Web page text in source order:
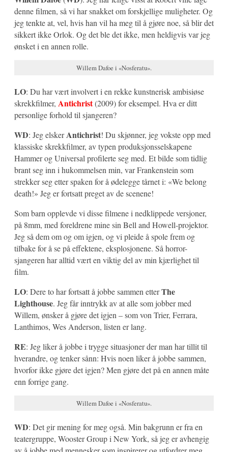
denne filmen, så vi har snakket om forskjellige muligheter. Og
jeg tenkte at, vel, hvis han vil ha meg til å gjøre noe, så blir det
sikkert ikke Orlok. Og det ble det ikke, men heldigvis var jeg
ønsket i en annen rolle.
Willem Dafoe i «Nosferatu».
LO: Du har vært involvert i en rekke kunstnerisk ambisiøse
skrekkfilmer, Antichrist(2009) for eksempel. Hva er ditt
personlige forhold til sjangeren?
WD: Jeg elskerAntichrist! Du skjønner, jeg vokste opp med
klassiske skrekkfilmer, av typen produksjonsselskapene
Hammer og Universal profilerte seg med. Et bilde som tidlig
brant seg inn i hukommelsen min, var Frankenstein som
strekker seg etter spaken for å ødelegge tårnet i: «We belong
death!» Jeg er fortsatt preget av de scenene!
Som barn opplevde vi disse filmene i nedklippede versjoner,
på 8mm, med foreldrene mine sin Bell and Howell-projektor.
Jeg så dem om og om igjen, og vi pleide å spole frem og
tilbake for å se på effektene, eksplosjonene. Så horror-
sjangeren har alltid vært en viktig del av min kjærlighet til
film.
LO: Dere to har fortsatt å jobbe sammen etterThe
Lighthouse. Jeg får inntrykk av at alle som jobber med
Willem, ønsker å gjøre det igjen – som von Trier, Ferrara,
Lanthimos, Wes Anderson, listen er lang.
RE: Jeg liker å jobbe i trygge situasjoner der man har tillit til
hverandre, og tenker sånn: Hvis noen liker å jobbe sammen,
hvorfor ikke gjøre det igjen? Men gjøre det på en annen måte
enn forrige gang.
Willem Dafoe i «Nosferatu».
WD: Det gir mening for meg også. Min bakgrunn er fra en
teatergruppe, Wooster Group i New York, så jeg er avhengig